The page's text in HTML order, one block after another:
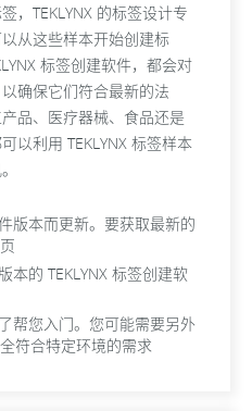
，TEKLYNX 的标签设计专
从这些样本开始创建标
标签创建软件，都会对
确保它们符合最新的法
品、医疗器械、食品还是
以利用 TEKLYNX 标签样本
版本而更新。要获取最新的
本的 TEKLYNX 标签创建软
帮您入门。您可能需要另外
符合特定环境的需求